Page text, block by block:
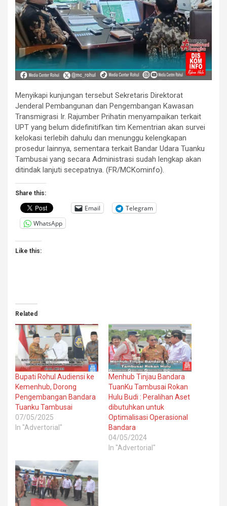
Menyikapi kunjungan tersebut Sekretaris Direktorat
Jenderal Pembangunan dan Pengembangan Kawasan
Transmigrasi Ir. Rajumber Prihatin menyampaikan terkait
UPT yang belum didefinitifkan tim Kementrian akan survei
kelokasi terlebih dahulu dan menunggu kelengkapan
prosedur lainnya, sementara terkait Bandar Udara Tuanku
Tambusai yang secara Administrasi sudah lengkap akan
ditindak lanjuti secepatnya. (FR/MCKominfo).
Share this:
Email
Telegram
WhatsApp
Like this:
Related
Bupati Rohul Audiensi ke
Kemenhub, Dorong
Pengembangan Bandara
Tuanku Tambusai
07/05/2025
In "Advertorial"
Menhub Tinjau Bandara
TuanKu Tambusai Rokan
Hulu Budi : Peralihan Aset
dibutuhkan untuk
Optimalisasi Operasional
Bandara
04/05/2024
In "Advertorial"